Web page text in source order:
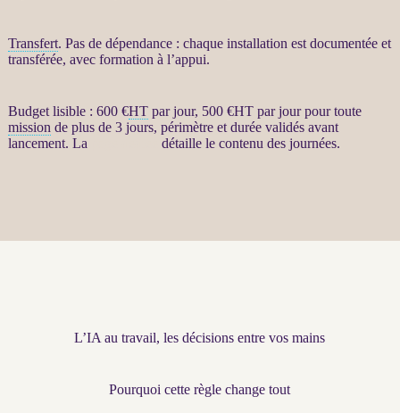
Transfert. Pas de dépendance : chaque installation est documentée et
transférée, avec formation à l’appui.
Budget lisible : 600 €HTpar jour, 500 €HTpar jour pour toute
mission de plus de 3 jours, périmètre et durée validés avant
lancement. La
détaille le contenu des journées.
L’IA au travail, les décisions entre vos mains
Pourquoi cette règle change tout